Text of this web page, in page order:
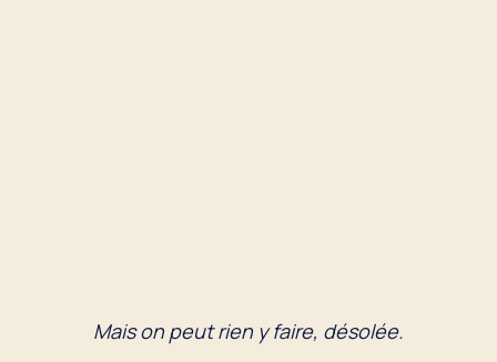
Mais on peut rien y faire, désolée.